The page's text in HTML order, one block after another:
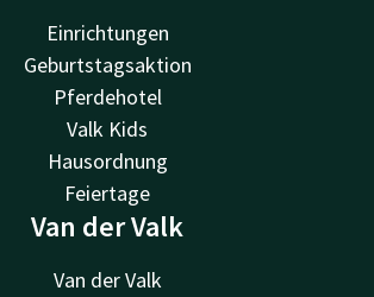
Einrichtungen
Geburtstagsaktion
Pferdehotel
Valk Kids
Hausordnung
Feiertage
Van der Valk
Van der Valk